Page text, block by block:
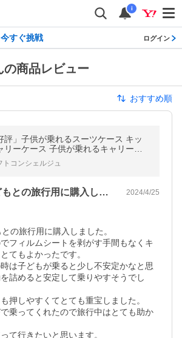
i
すぐ挑戦 ログイン
商品レビュー
おすすめ順
評」子供が乗れるスーツケース キッ
リーケース 子供が乗れるキャリーケ
供用 乗れる スーツケース キャリーケ
ャリーバッグ 旅行 軽量
トコンシェルジュ
4歳と2歳の子どもとの旅行用に購入しま… 2024/4/25
の旅行用に購入しました。
フィルムシートを剥がす手間もなくキ
てもよかったです。
は子どもが乗ると少し不安定かなと思
詰めると安定して乗りやすそうでし
押しやすくてとても重宝しました。
乗ってくれたので旅行中はとても助か
て行きたいと思います。